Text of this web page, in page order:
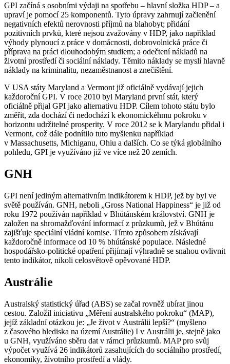
GPI začíná s osobními výdaji na spotřebu – hlavní složka HDP – a
upraví je pomocí 25 komponentů. Tyto úpravy zahrnují začlenění
negativních efektů nerovnosti příjmů na blahobyt; přidání
pozitivních prvků, které nejsou zvažovány v HDP, jako například
výhody plynoucí z práce v domácnosti, dobrovolnická práce či
příprava na práci dlouhodobým studiem; a odečtení nákladů na
životní prostředí či sociální náklady. Těmito náklady se myslí hlavně
náklady na kriminalitu, nezaměstnanost a znečištění.
V USA státy Maryland a Vermont již oficiálně vydávají jejich
každoroční GPI. V roce 2010 byl Maryland první stát, který
oficiálně přijal GPI jako alternativu HDP. Cílem tohoto státu bylo
změřit, zda dochází či nedochází k ekonomickéhmu pokroku v
horizontu udržitelné prosperity. V roce 2012 se k Marylandu přidal i
Vermont, což dále podnítilo tuto myšlenku například
v Massachusetts, Michiganu, Ohiu a dalších. Co se týká globálního
pohledu, GPI je využíváno již ve více než 20 zemích.
GNH
GPI není jediným alternativním indikátorem k HDP, jež by byl ve
světě používán. GNH, neboli „Gross National Happiness“ je již od
roku 1972 používán například v Bhútánském království. GNH je
založen na shromažďování informací z průzkumů, jež v Bhútánu
zajišťuje speciální vládní komise. Tímto způsobem získávají
každoročně informace od 10 % bhútánské populace. Následné
hospodářsko-politické opatření přijímají výhradně se snahou ovlivnit
tento indikátor, nikoli celosvětově opěvované HDP.
Austrálie
Australský statistický úřad (ABS) se začal rovněž ubírat jinou
cestou. Založil iniciativu „Měření australského pokroku“ (MAP),
jejíž základní otázkou je: „Je život v Austrálii lepší?“ (myšleno
z časového hlediska na území Austrálie) I v Austrálii je, stejně jako
u GNH, využíváno sběru dat v rámci průzkumů. MAP pro svůj
výpočet využívá 26 indikátorů zasahujících do sociálního prostředí,
ekonomiky, životního prostředí a vlády.